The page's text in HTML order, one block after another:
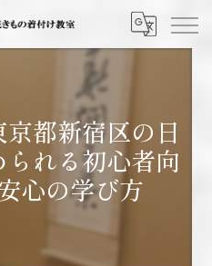
都新宿区の日
れる初心者向
心の学び方